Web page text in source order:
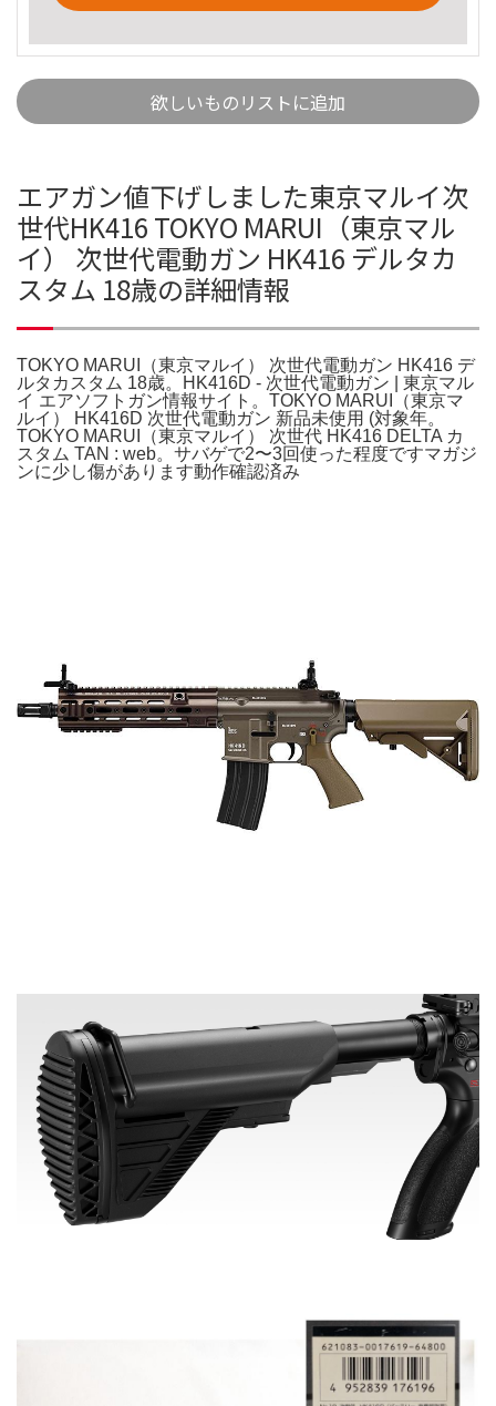
欲しいものリストに追加
エアガン値下げしました東京マルイ次
世代HK416 TOKYO MARUI（東京マル
イ） 次世代電動ガン HK416 デルタカ
スタム 18歳の詳細情報
TOKYO MARUI（東京マルイ） 次世代電動ガン HK416 デ
ルタカスタム 18歳。HK416D - 次世代電動ガン | 東京マル
イ エアソフトガン情報サイト。TOKYO MARUI（東京マ
ルイ） HK416D 次世代電動ガン 新品未使用 (対象年。
TOKYO MARUI（東京マルイ） 次世代 HK416 DELTA カ
スタム TAN : web。サバゲで2〜3回使った程度ですマガジ
ンに少し傷があります動作確認済み